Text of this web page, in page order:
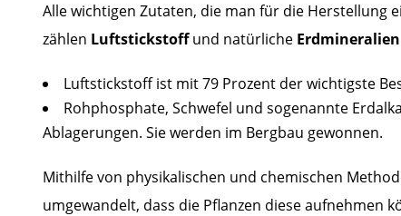
Alle wichtigen Zutaten, die man für die Herstellung
zählen Luftstickstoffund natürliche Erdmineralien
Luftstickstoff ist mit 79 Prozent der wichtigste
Rohphosphate, Schwefel und sogenannte
Ablagerungen. Sie werden im Bergbau gewonnen.
Mithilfe von physikalischen und chemischen
umgewandelt, dass die Pflanzen diese aufnehmen